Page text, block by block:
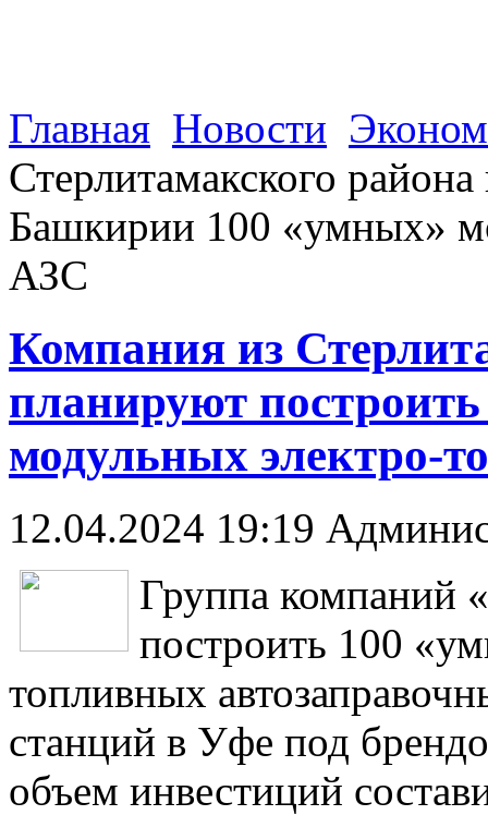
Главная Новости
Стерлитамакского
Башкирии 100 «умных»
АЗС
Компания из
планируют
модульных электро-
12.04.2024 19:19
Группа компаний
построить 100
топливных
станций в Уфе под
объем инвестиций